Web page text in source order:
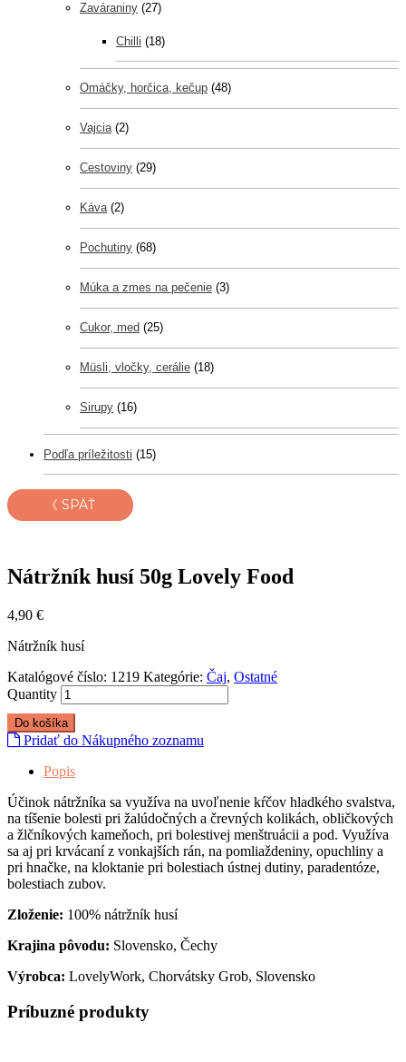
Zaváraniny (27)
Chilli (18)
Omáčky, horčica, kečup (48)
Vajcia (2)
Cestoviny (29)
Káva (2)
Pochutiny (68)
Múka a zmes na pečenie (3)
Cukor, med (25)
Müsli, vločky, cerálie (18)
Sirupy (16)
Podľa príležitosti (15)
《 SPÄŤ
Nátržník husí 50g Lovely Food
4,90 €
Nátržník husí
Katalógové číslo: 1219 Kategórie: Čaj, Ostatné
Quantity
Do košíka
Pridať do Nákupného zoznamu
Popis
Účinok nátržníka sa využíva na uvoľnenie kŕčov hladkého svalstva,
na tíšenie bolesti pri žalúdočných a črevných kolikách, obličkových
a žlčníkových kameňoch, pri bolestivej menštruácii a pod. Využíva
sa aj pri krvácaní z vonkajších rán, na pomliaždeniny, opuchliny a
pri hnačke, na kloktanie pri bolestiach ústnej dutiny, paradentóze,
bolestiach zubov.
Zloženie: 100% nátržník husí
Krajina pôvodu: Slovensko, Čechy
Výrobca: LovelyWork, Chorvátsky Grob, Slovensko
Príbuzné produkty